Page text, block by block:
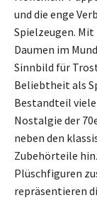
und die enge
Spielzeugen.
Daumen im
Sinnbild für
Beliebtheit als
Bestandteil
Nostalgie der
neben den
Zubehörteile
Plüschfiguren
repräsentieren